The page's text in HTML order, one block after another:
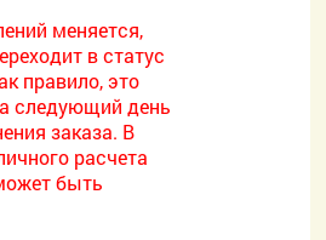
меняется,
в статус
правило, это
следующий день
заказа. В
расчета
быть